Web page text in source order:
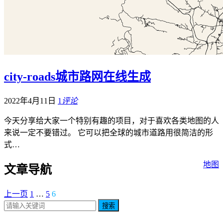
city-roads城市路网在线生成
2022年4月11日 1 评论
今天分享给大家一个特别有趣的项目，对于喜欢各类地图的人
来说一定不要错过。 它可以把全球的城市道路用很简洁的形
式…
地图
文章导航
上一页 1 … 5 6
搜索